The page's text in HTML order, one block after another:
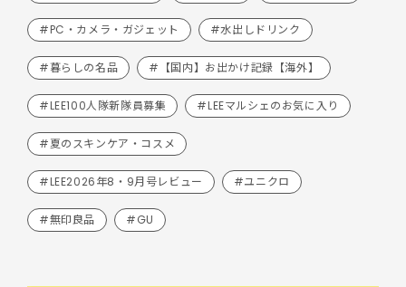
#PC・カメラ・ガジェット #水出しドリンク
#暮らしの名品 #【国内】お出かけ記録【海外】
#LEE100人隊新隊員募集 #LEEマルシェのお気に入り
#夏のスキンケア・コスメ
#LEE2026年8・9月号レビュー #ユニクロ
#無印良品 #GU